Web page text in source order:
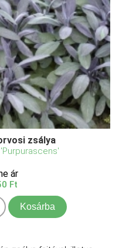
zsálya
ár
Ft
Kosárba